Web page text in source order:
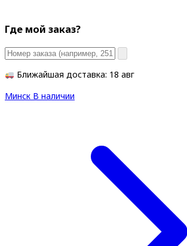
Где мой заказ?
Ближайшая доставка: 18 авг
Минск В наличии